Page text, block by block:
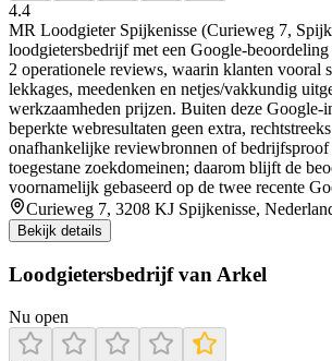
4.4
MR Loodgieter Spijkenisse (Curieweg 7,
loodgietersbedrijf met een Google-
2 operationele reviews, waarin klanten vooral
lekkages, meedenken en netjes/vakkundig
werkzaamheden prijzen. Buiten deze
beperkte webresultaten geen extra,
onafhankelijke reviewbronnen of
toegestane zoekdomeinen; daarom blijft de
voornamelijk gebaseerd op de twee recente
Curieweg 7, 3208 KJ Spijkenisse,
Bekijk details
Loodgietersbedrijf van Arkel
Nu open